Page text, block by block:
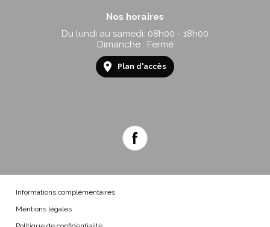
Nos horaires
Du lundi au samedi: 08h00 - 18h00
Dimanche : Fermé
Plan d'accès
Informations complémentaires
Mentions légales